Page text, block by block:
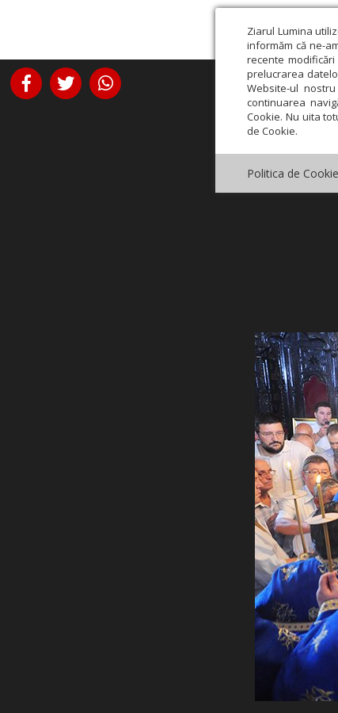
Ziarul Lumina
informăm că ne-
recente
prelucrarea
Website-ul
continuarea
Cookie. Nu uita
de Cookie.
Politica de Cookie